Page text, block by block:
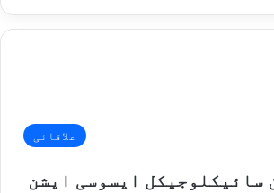
علاقائی
سائیکلوجیکل ایسوسی ایشن